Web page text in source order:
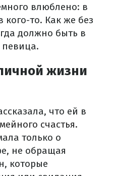
влюблено: в
то. Как же без
должно быть в
жизни
что ей в
счастья.
только о
не обращая
которые